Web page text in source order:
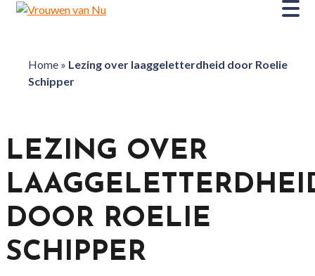
Home» Lezing over laaggeletterdheid door Roelie
Schipper
LEZING OVER
DOOR ROELIE
SCHIPPER